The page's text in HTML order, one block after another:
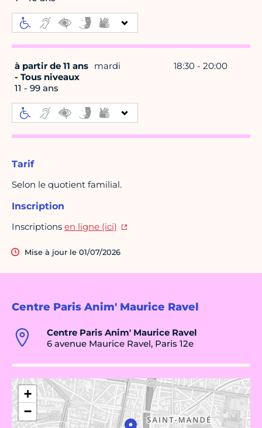
Centre Paris Anim' Maurice Ravel
Centre Paris Anim' Maurice Ravel
6 avenue Maurice Ravel, Paris 12e
+
−
à partir de 11 ans
- Tous niveaux
11 - 99 ans
mardi 18:30 - 20:00
Tarif
Selon le quotient familial.
Inscription
Inscriptions en ligne (ici)
Mise à jour le 01/07/2026